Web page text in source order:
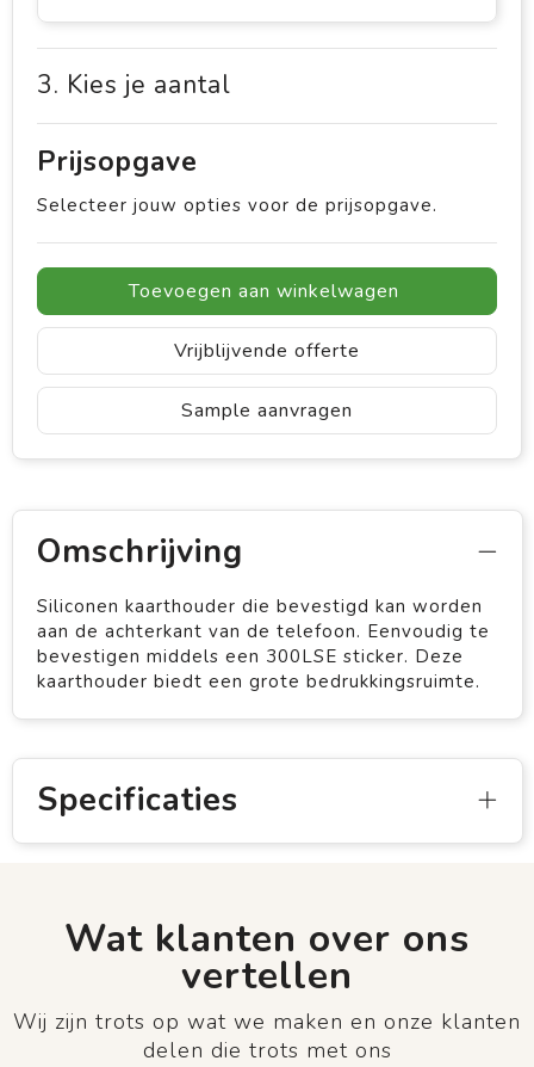
3. Kies je aantal
Prijsopgave
Selecteer jouw opties voor de prijsopgave.
Toevoegen aan winkelwagen
Vrijblijvende offerte
Sample aanvragen
Omschrijving
Siliconen kaarthouder die bevestigd kan worden
aan de achterkant van de telefoon. Eenvoudig te
bevestigen middels een 300LSE sticker. Deze
kaarthouder biedt een grote bedrukkingsruimte.
Specificaties
Wat klanten over ons
vertellen
Wij zijn trots op wat we maken en onze klanten
delen die trots met ons